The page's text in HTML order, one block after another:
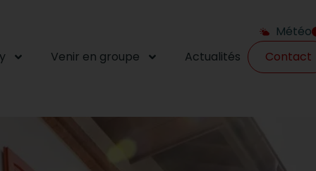
Météo
Venir en groupe Actualités Contact